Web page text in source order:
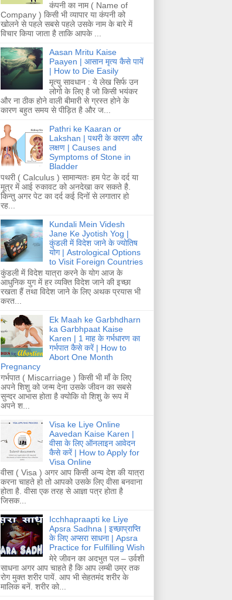
कंपनी का नाम ( Name of
Company ) किसी भी व्यापार या कंपनी को
खोलने से पहले सबसे पहले उसके नाम के बारे में
विचार किया जाता है ताकि आपके ...
Aasan Mritu Kaise
Paayen | आसान मृत्य कैसे पायें
| How to Die Easily
मृत्यु सावधान : ये लेख सिर्फ उन
लोगो के लिए है जो किसी भयंकर
और ना ठीक होने वाली बीमारी से ग्रस्त होने के
कारण बहुत समय से पीड़ित है और ज...
Pathri ke Kaaran or
Lakshan | पथरी के कारण और
लक्षण | Causes and
Symptoms of Stone in
Bladder
पथरी ( Calculus ) सामान्यतः हम पेट के दर्द या
मूत्र में आई रुकावट को अनदेखा कर सकते है.
किन्तु अगर पेट का दर्द कई दिनों से लगातार हो
रह...
Kundali Mein Videsh
Jane Ke Jyotish Yog |
कुंडली में विदेश जाने के ज्योतिष
योग | Astrological Options
to Visit Foreign Countries
कुंडली में विदेश यात्रा करने के योग आज के
आधुनिक युग में हर व्यक्ति विदेश जाने की इच्छा
रखता हैं तथा विदेश जाने के लिए अथक प्रयास भी
करत...
Ek Maah ke Garbhdharn
ka Garbhpaat Kaise
Karen | 1 माह के गर्भधारण का
गर्भपात कैसे करें | How to
Abort One Month
Pregnancy
गर्भपात ( Miscarriage ) किसी भी माँ के लिए
अपने शिशु को जन्म देना उसके जीवन का सबसे
सुन्दर आभास होता है क्योकि वो शिशु के रूप में
अपने श...
Visa ke Liye Online
Aavedan Kaise Karen |
वीसा के लिए ऑनलाइन आवेदन
कैसे करें | How to Apply for
Visa Online
वीसा ( Visa ) अगर आप किसी अन्य देश की यात्रा
करना चाहते हो तो आपको उसके लिए वीसा बनवाना
होता है. वीसा एक तरह से आज्ञा पत्र होता है
जिसक...
Icchhapraapti ke Liye
Apsra Sadhna | इच्छाप्राप्ति
के लिए अप्सरा साधना | Apsra
Practice for Fulfilling Wish
मेरे जीवन का अदभुत पल – उर्वशी
साधना अगर आप चाहते है कि आप लम्बी उम्र तक
रोग मुक्त शरीर पायें. आप भी सेहतमंद शरीर के
मालिक बनें. शरीर को...